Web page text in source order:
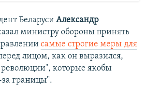
Беларуси Александр
министру обороны принять
самые строгие меры для
лицом, как он выразился,
которые якобы
границы".